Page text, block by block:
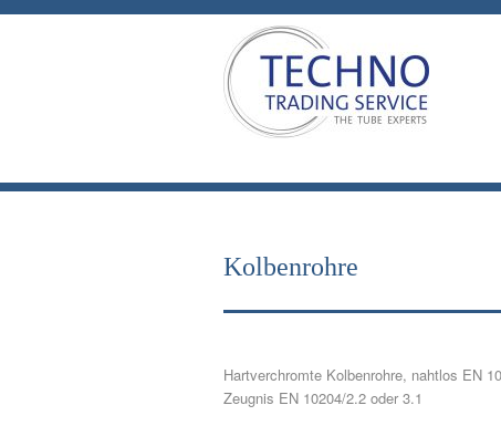
Kolbenrohre
Hartverchromte Kolbenrohre, nahtlos EN
Zeugnis EN 10204/2.2 oder 3.1